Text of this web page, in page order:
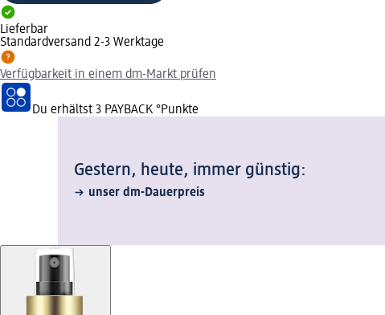
Lieferbar
Standardversand 2-3 Werktage
Verfügbarkeit in einem dm-Markt prüfen
Du erhältst 3 PAYBACK °Punkte
Gestern, heute, immer günstig:
unser dm-Dauerpreis